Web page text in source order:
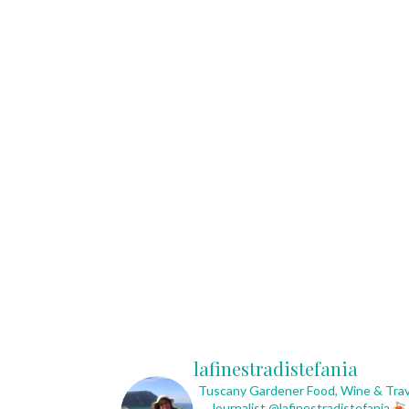
lafinestradistefania
Tuscany GardenerFood, Wine &